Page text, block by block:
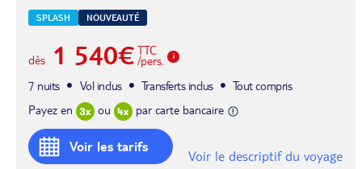
SPLASH NOUVEAUTÉ
dès 1 540€ TTC
/pers.
7 nuits
Vol inclus Transferts inclus
Tout compris
Payez en
ou par carte bancaire
Voir les tarifs
Voir le descriptif du voyage